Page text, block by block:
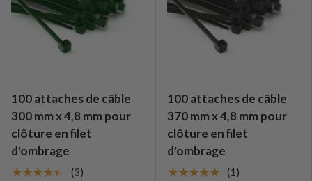
100 attaches de câble
300 mm x 4,8 mm pour
clôture en filet
d'ombrage
★★★★★
(3)
100 attaches de câble
370 mm x 4,8 mm pour
clôture en filet
d'ombrage
★★★★★
(1)